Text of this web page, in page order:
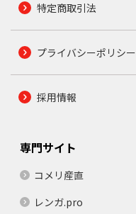
特定商取引法
プライバシーポリシー
採用情報
専門サイト
コメリ産直
レンガ.pro